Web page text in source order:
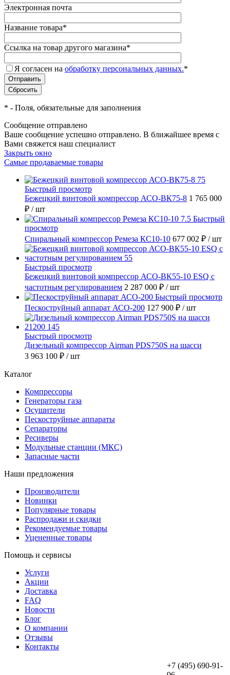
Электронная почта
Название товара*
Ссылка на товар другого магазина*
Я согласен на обработку персональных данных.*
* - Поля, обязательные для заполнения
Сообщение отправлено
Ваше сообщение успешно отправлено. В ближайшее время с
Вами свяжется наш специалист
Закрыть окно
Самые продаваемые товары
Быстрый просмотр
Бежецкий винтовой компрессор АСО-ВК75-8 1 765 000
₽ / шт
Быстрый
просмотр
Спиральный компрессор Ремеза КС10-10 677 002 ₽ / шт
Быстрый просмотр
Бежецкий винтовой компрессор АСО-ВК55-10 ESQ с
частотным регулированием 2 287 000 ₽ / шт
Быстрый просмотр
Пескоструйный аппарат АСО-200 127 900 ₽ / шт
Быстрый просмотр
Дизельный компрессор Airman PDS750S на шасси
3 963 100 ₽ / шт
Каталог
Компрессоры
Генераторы газа
Осушители
Пескоструйные аппараты
Сепараторы
Ресиверы
Модульные станции (МКС)
Запасные части
Наши предложения
Производители
Новинки
Популярные товары
Распродажи и скидки
Рекомендуемые товары
Уцененные товары
Помощь и сервисы
Услуги
Акции
Доставка
FAQ
Новости
Блог
О компании
Отзывы
Контакты
+7 (495) 690-91-